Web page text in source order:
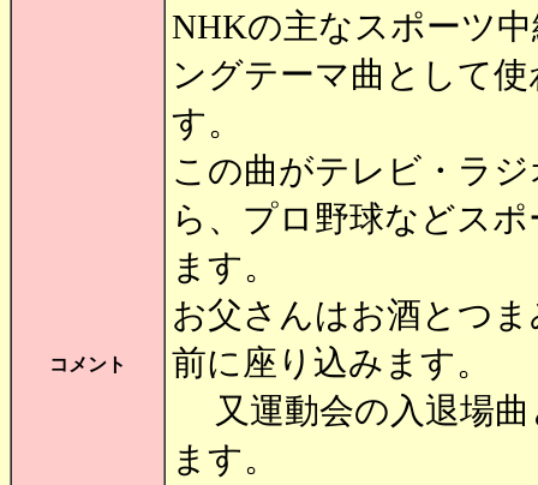
コメント
NHKの主なスポーツ
ングテーマ曲として
す。
この曲がテレビ・ラ
ら、プロ野球などス
ます。
お父さんはお酒とつ
前に座り込みます。
又運動会の入退場曲
ます。